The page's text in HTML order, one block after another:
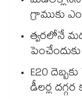
గ్రాముకు
త్వరలోనే
E20
డీలర్ల